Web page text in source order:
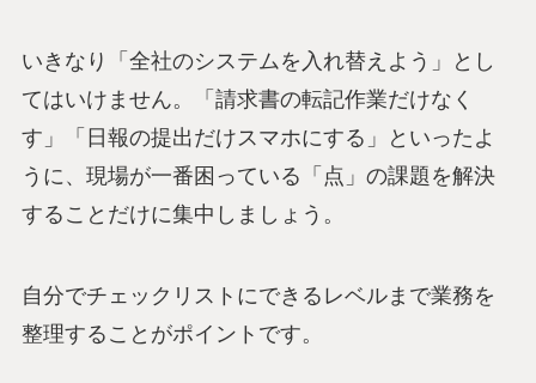
いきなり「全社のシステムを入れ替えよう」とし
てはいけません。「請求書の転記作業だけなく
す」「日報の提出だけスマホにする」といったよ
うに、現場が一番困っている「点」の課題を解決
することだけに集中しましょう。
自分でチェックリストにできるレベルまで業務を
整理することがポイントです。